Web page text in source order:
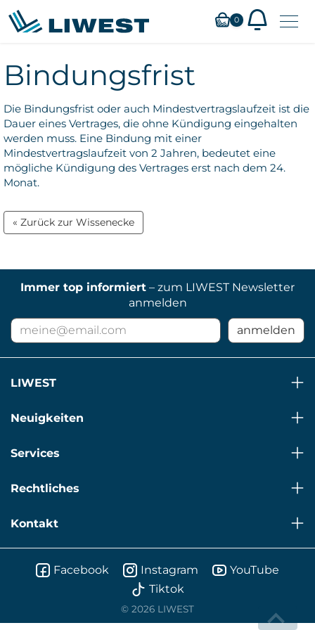
Zum
Hauptinhalt
springen
0
Bindungsfrist
Die Bindungsfrist oder auch Mindestvertragslaufzeit ist die
Dauer eines Vertrages, die ohne Kündigung eingehalten
werden muss. Eine Bindung mit einer
Mindestvertragslaufzeit von 2 Jahren, bedeutet eine
mögliche Kündigung des Vertrages erst nach dem 24.
Monat.
« Zurück zur Wissenecke
Immer top informiert – zum LIWEST Newsletter
anmelden
Mail
Adresse
anmelden
LIWEST
Neuigkeiten
Services
Rechtliches
Kontakt
Facebook Instagram
YouTube
Tiktok
© 2026 LIWEST